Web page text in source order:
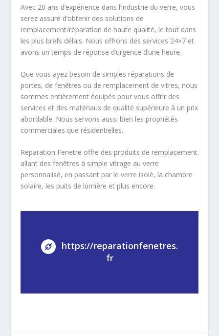
Avec 20 ans d’expérience dans l’industrie du verre, vous
serez assuré d’obtenir des solutions de
remplacement/réparation de haute qualité, le tout dans
les plus brefs délais. Nous offrons des services 24×7 et
avons un temps de réponse d’urgence d’une heure.
Que vous ayez besoin de simples réparations de
portes, de fenêtres ou de remplacement de vitres, nous
sommes entièrement équipés pour vous offrir des
services et des matériaux de qualité supérieure à un prix
abordable. Nous servons aussi bien les propriétés
commerciales que résidentielles.
Reparation Fenetre offre des produits de remplacement
allant des fenêtres à simple vitrage au verre
personnalisé, en passant par le verre isolé, la chambre
solaire, les puits de lumière et plus encore.
https://reparationfenetres.
fr